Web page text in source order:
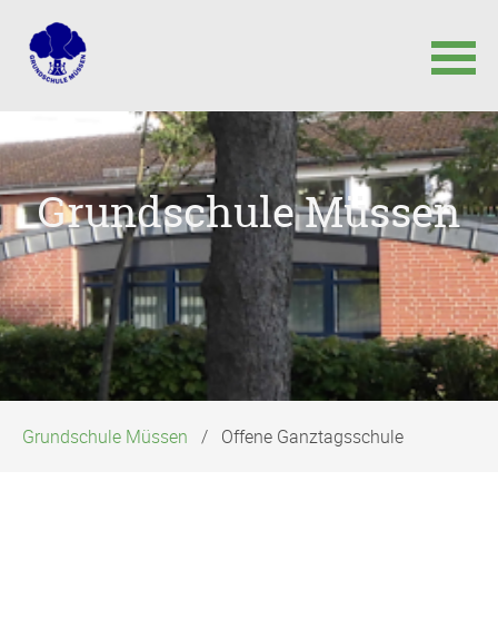
überspringen
Grundschule Müssen
Grundschule Müssen Offene Ganztagsschule